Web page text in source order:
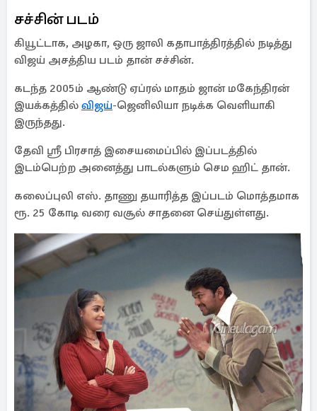
சச்சின் படம்
கியூட்டாக, அழகா, ஒரு ஜாலி கதாபாத்திரத்தில் நடித்து
விஜய் அசத்திய படம் தான் சச்சின்.
கடந்த 2005ம் ஆண்டு ஏப்ரல் மாதம் ஜான் மகேந்திரன்
இயக்கத்தில் விஜய்-ஜெனிலியா நடிக்க வெளியாகி
இருந்தது.
தேவி ஸ்ரீ பிரசாத் இசையமைப்பில் இப்படத்தில்
இடம்பெற்ற அனைத்து பாடல்களும் செம ஹிட் தான்.
கலைப்புலி எஸ். தாணு தயாரித்த இப்படம் மொத்தமாக
ரூ. 25 கோடி வரை வசூல் சாதனை செய்துள்ளது.